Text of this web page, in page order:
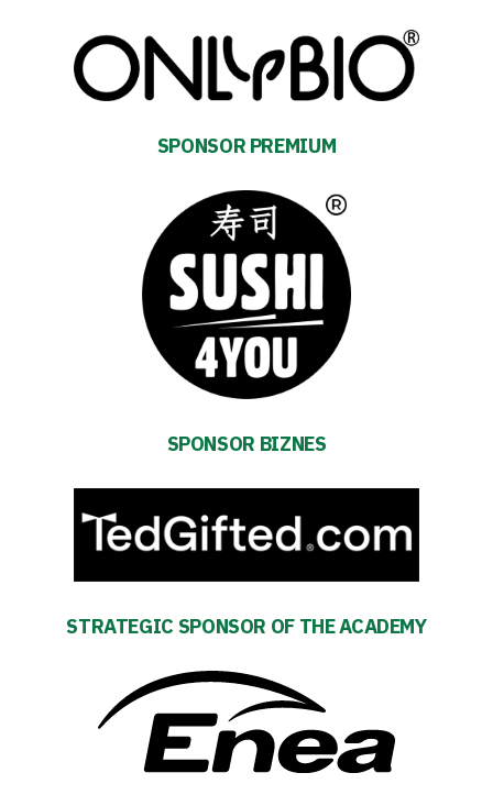
2024-
#WORTHdownload
SPONSOR PREMIUM
SPONSOR BIZNES
STRATEGIC SPONSOR OF THE ACADEMY